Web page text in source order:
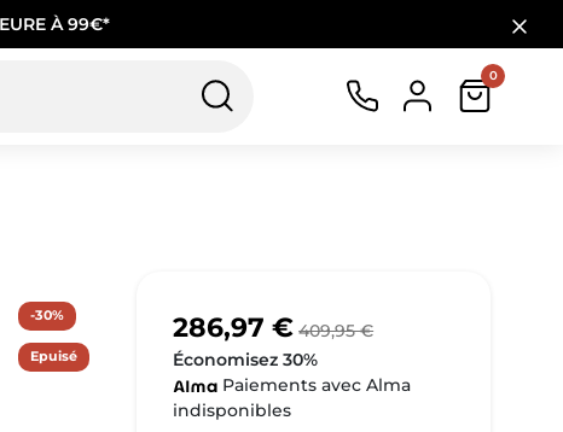
À 99€*
0
-30%
Epuisé
286,97 € 409,95 €
Économisez 30%
Paiements avec Alma
indisponibles